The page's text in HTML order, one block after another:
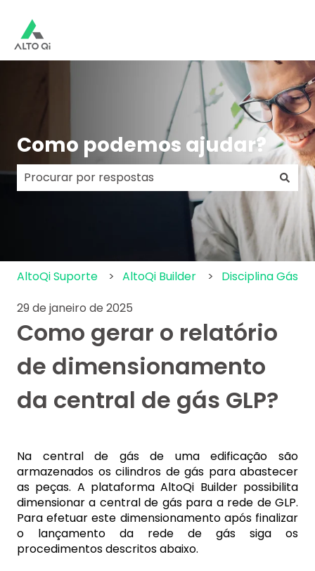
Como podemos ajudar?
Não há sugestões porque o campo de pesquisa
AltoQi Suporte AltoQi Builder
Disciplina Gás
29 de janeiro de 2025
Como gerar o relatório
de dimensionamento
da central de gás GLP?
Na central de gás de uma edificação são
armazenados os cilindros de gás para abastecer
as peças. A plataforma AltoQi Builder possibilita
dimensionar a central de gás para a rede de GLP.
Para efetuar este dimensionamento após finalizar
o lançamento da rede de gás siga os
procedimentos descritos abaixo.